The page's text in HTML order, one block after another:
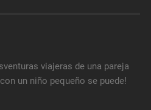
viajeras de una pareja
un niño pequeño se puede!